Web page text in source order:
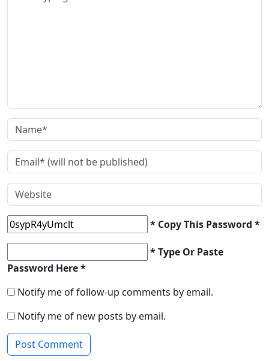
* Copy This Password *
* Type Or Paste
Password Here *
Notify me of follow-up comments by email.
Notify me of new posts by email.